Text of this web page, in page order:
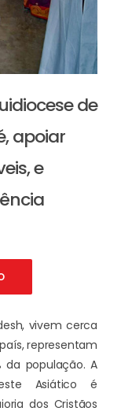
de
apoiar
e
vivem cerca
representam
população. A
Asiático é
dos Cristãos